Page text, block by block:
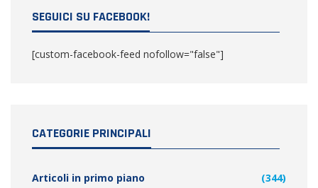
SEGUICI SU FACEBOOK!
[custom-facebook-feed nofollow="false"]
CATEGORIE PRINCIPALI
Articoli in primo piano (344)